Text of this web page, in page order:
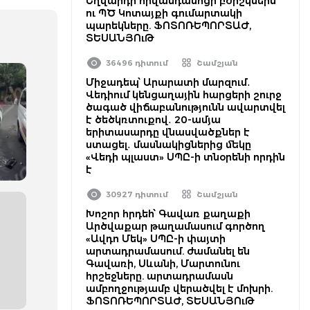
ու ՊԾ Կոտայքի գումարտակի
պարեկները. ՖՈՏՈՌԵՊՈՐՏԱԺ,
ՏԵՍԱՆՅՈւԹ
36496 դիտում Շամշյան
Միջադեպ՝ Արարատի մարզում․
Վեդիում կենցաղային հարցերի շուրջ
ծագած վիճաբանությունն ավարտվել
է ծեծկռտուքով․ 20-ամյա
երիտասարդը վնասվածքներ է
ստացել․ մասնակիցներից մեկը
«Վեդի պլաստ» ՍՊԸ-ի տնօրենի որդին
է
30927 դիտում Շամշյան
Խոշոր հրդեհ՝ Գավառ քաղաքի
Արծվաքար թաղամասում գործող
«Ավդո Մեկ» ՍՊԸ-ի փայտի
արտադրամասում. ժամանել են
Գավառի, Սևանի, Մարտունու
հրշեջները. արտադրամասն
ամբողջությամբ վերածվել է մոխրի.
ՖՈՏՈՌԵՊՈՐՏԱԺ, ՏԵՍԱՆՅՈւԹ